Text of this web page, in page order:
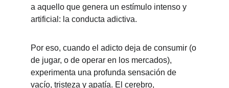
a aquello que genera un estímulo intenso y
artificial: la conducta adictiva.
Por eso, cuando el adicto deja de consumir (o
de jugar, o de operar en los mercados),
experimenta una profunda sensación de
vacío, tristeza y apatía. El cerebro,